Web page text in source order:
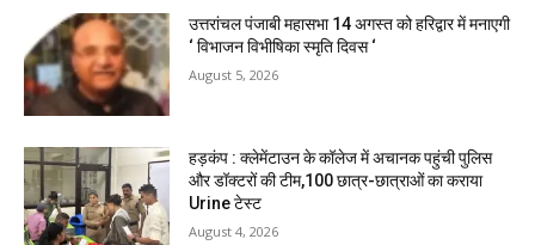
उत्तरांचल पंजाबी महासभा 14 अगस्त को हरिद्वार में मनाएगी
‘ विभाजन विभीषिका स्मृति दिवस ‘
August 5, 2026
हड़कंप : क्लेमेंटाउन के कॉलेज में अचानक पहुंची पुलिस
और डॉक्टरों की टीम,100 छात्र-छात्राओं का कराया
Urine टेस्ट
August 4, 2026